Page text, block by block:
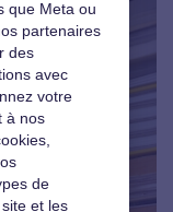
que Meta ou
partenaires
des
avec
votre
à nos
de
et les